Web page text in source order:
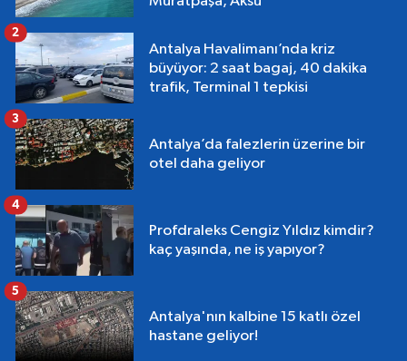
Antalya Havalimanı’nda kriz
büyüyor: 2 saat bagaj, 40 dakika
trafik, Terminal 1 tepkisi
2
Antalya’da falezlerin üzerine bir
otel daha geliyor
3
Profdraleks Cengiz Yıldız kimdir?
kaç yaşında, ne iş yapıyor?
4
Antalya'nın kalbine 15 katlı özel
hastane geliyor!
5